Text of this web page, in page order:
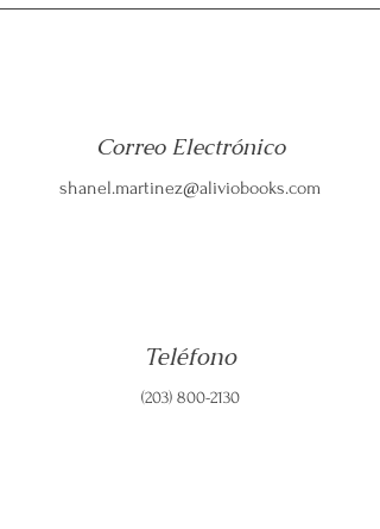
Correo Electrónico
shanel.martinez@aliviobooks.com
Teléfono
(203) 800-2130